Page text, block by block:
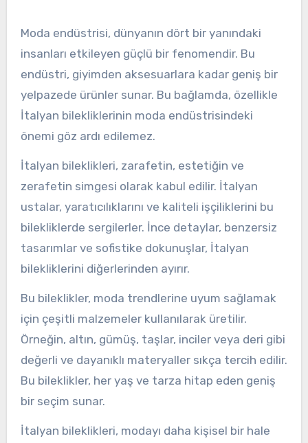
Moda endüstrisi, dünyanın dört bir yanındaki
insanları etkileyen güçlü bir fenomendir. Bu
endüstri, giyimden aksesuarlara kadar geniş bir
yelpazede ürünler sunar. Bu bağlamda, özellikle
İtalyan bilekliklerinin moda endüstrisindeki
önemi göz ardı edilemez.
İtalyan bileklikleri, zarafetin, estetiğin ve
zerafetin simgesi olarak kabul edilir. İtalyan
ustalar, yaratıcılıklarını ve kaliteli işçiliklerini bu
bilekliklerde sergilerler. İnce detaylar, benzersiz
tasarımlar ve sofistike dokunuşlar, İtalyan
bilekliklerini diğerlerinden ayırır.
Bu bileklikler, moda trendlerine uyum sağlamak
için çeşitli malzemeler kullanılarak üretilir.
Örneğin, altın, gümüş, taşlar, inciler veya deri gibi
değerli ve dayanıklı materyaller sıkça tercih edilir.
Bu bileklikler, her yaş ve tarza hitap eden geniş
bir seçim sunar.
İtalyan bileklikleri, modayı daha kişisel bir hale